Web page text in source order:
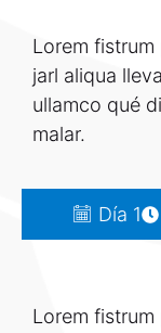
Lorem
jarl aliqua
ullamco qué
malar.
Día 1
Lorem